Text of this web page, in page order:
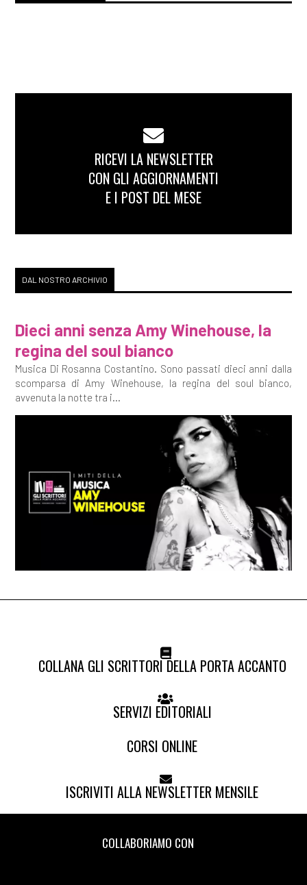
RICEVI LA NEWSLETTER
CON GLI AGGIORNAMENTI
E I POST DEL MESE
DAL NOSTRO ARCHIVIO
Dieci anni senza Amy Winehouse, la
regina del soul bianco
Musica Di Rosanna Costantino. Sono passati dieci anni dalla
scomparsa di Amy Winehouse, la regina del soul bianco,
avvenuta la notte tra i...
COLLANA GLI SCRITTORI DELLA PORTA ACCANTO
SERVIZI EDITORIALI
CORSI ONLINE
ISCRIVITI ALLA NEWSLETTER MENSILE
COLLABORIAMO CON